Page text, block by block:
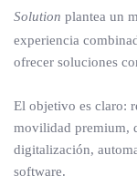
Solution plantea un
experiencia
ofrecer soluciones
El objetivo es claro:
movilidad premium,
digitalización,
software.